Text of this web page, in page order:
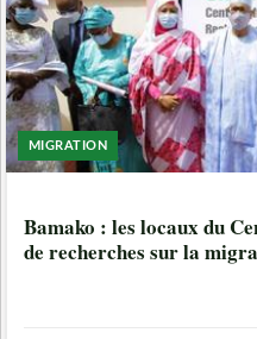
MIGRATION
Bamako : les locaux du
de recherches sur la